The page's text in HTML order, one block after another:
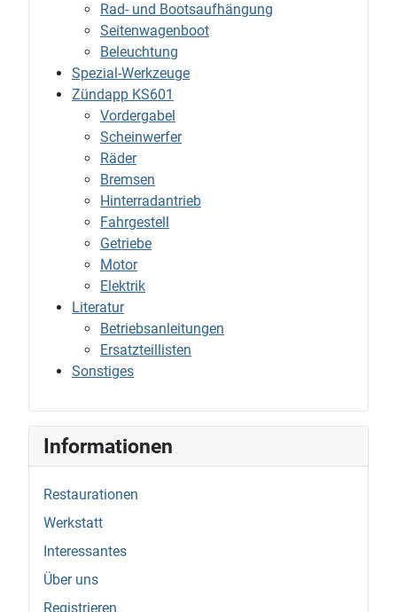
Rad- und Bootsaufhängung
Seitenwagenboot
Beleuchtung
Spezial-Werkzeuge
Zündapp KS601
Vordergabel
Scheinwerfer
Räder
Bremsen
Hinterradantrieb
Fahrgestell
Getriebe
Motor
Elektrik
Literatur
Betriebsanleitungen
Ersatzteillisten
Sonstiges
Informationen
Restaurationen
Werkstatt
Interessantes
Über uns
Registrieren